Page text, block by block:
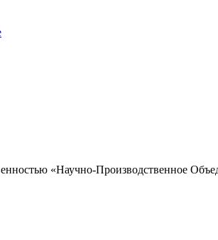
«Научно-Производственное